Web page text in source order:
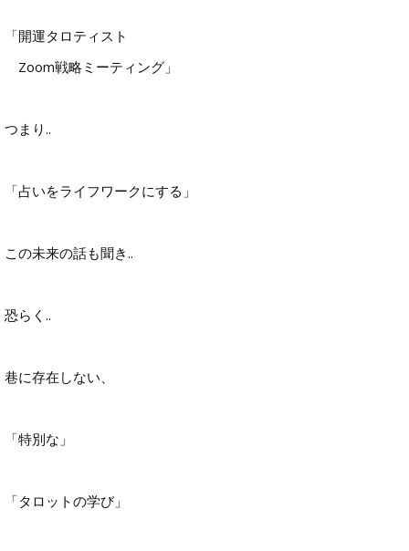
「開運タロティスト
Zoom戦略ミーティング」
つまり..
「占いをライフワークにする」
この未来の話も聞き..
恐らく..
巷に存在しない、
「特別な」
「タロットの学び」